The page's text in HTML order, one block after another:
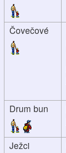
Čovečové
Drum bun
Ježci